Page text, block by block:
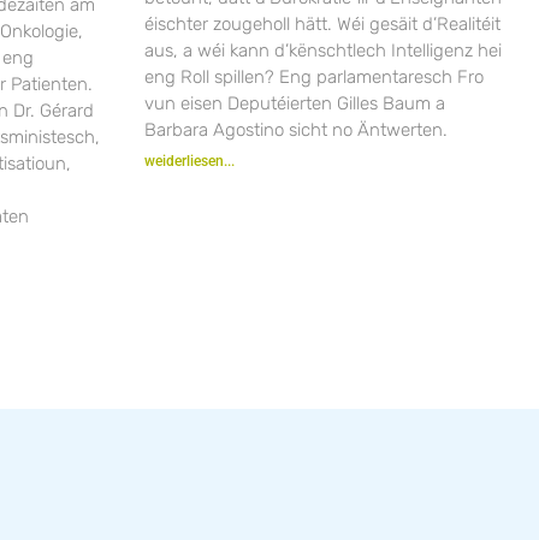
am
Patienten.
Dr. Gérard
éischter zougeholl hätt. Wéi gesäit d’Realitéit
aus, a wéi kann d’kënschtlech Intelligenz hei
eng Roll spillen? Eng parlamentaresch Fro
vun eisen Deputéierten Gilles Baum a
Barbara Agostino sicht no Äntwerten.
weiderliesen...